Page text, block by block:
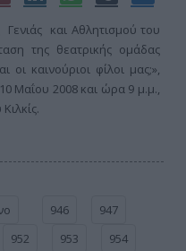
και Αθλητισμού του
της θεατρικής ομάδας
καινούριοι φίλοι μας;»,
Μαΐου 2008 και ώρα 9 μ.μ.,
946
947
952 953
954